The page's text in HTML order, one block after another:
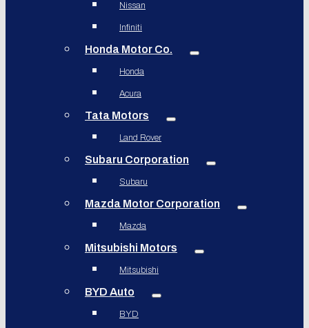
Nissan
Infiniti
Honda Motor Co.
Honda
Acura
Tata Motors
Land Rover
Subaru Corporation
Subaru
Mazda Motor Corporation
Mazda
Mitsubishi Motors
Mitsubishi
BYD Auto
BYD